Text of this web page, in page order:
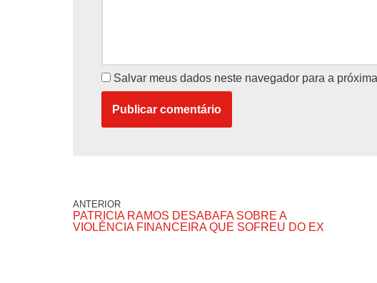
Salvar meus dados neste navegador para a
ANTERIOR
PATRICIA RAMOS DESABAFA SOBRE A
VIOLÊNCIA FINANCEIRA QUE SOFREU DO EX